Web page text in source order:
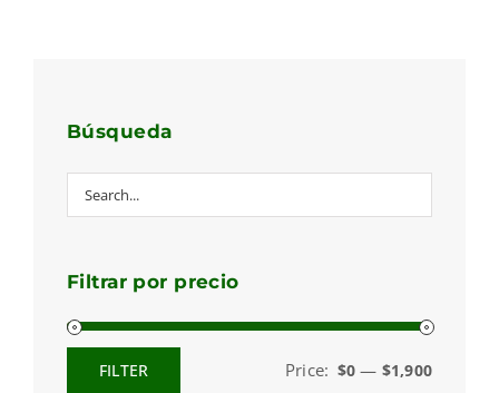
Búsqueda
Filtrar por precio
FILTER Price: $0— $1,900